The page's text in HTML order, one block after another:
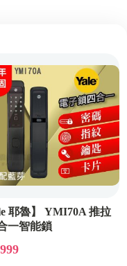
耶魯】 YMI70A 推拉
一智能鎖